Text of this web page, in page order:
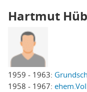
Hartmut
1959 - 1963:
1958 - 1967: